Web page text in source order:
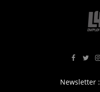
Newsletter :